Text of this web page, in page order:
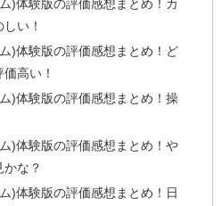
)体験版の評価感想まとめ！カ
い！
)体験版の評価感想まとめ！ど
高い！
)体験版の評価感想まとめ！操
)体験版の評価感想まとめ！や
な？
)体験版の評価感想まとめ！日